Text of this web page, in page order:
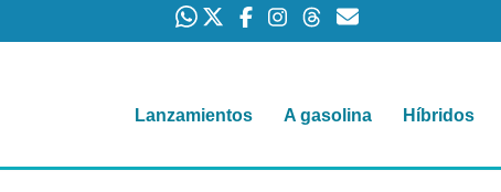
Lanzamientos A gasolina Híbridos